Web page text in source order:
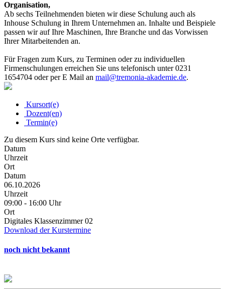
Organisation,
Ab sechs Teilnehmenden bieten wir diese Schulung auch als
Inhouse Schulung in Ihrem Unternehmen an. Inhalte und Beispiele
passen wir auf Ihre Maschinen, Ihre Branche und das Vorwissen
Ihrer Mitarbeitenden an.
Für Fragen zum Kurs, zu Terminen oder zu individuellen
Firmenschulungen erreichen Sie uns telefonisch unter 0231
1654704 oder per E Mail an mail@tremonia-akademie.de.
Kursort(e)
Dozent(en)
Termin(e)
Zu diesem Kurs sind keine Orte verfügbar.
Datum
Uhrzeit
Ort
Datum
06.10.2026
Uhrzeit
09:00 - 16:00 Uhr
Ort
Digitales Klassenzimmer 02
Download der Kurstermine
noch nicht bekannt